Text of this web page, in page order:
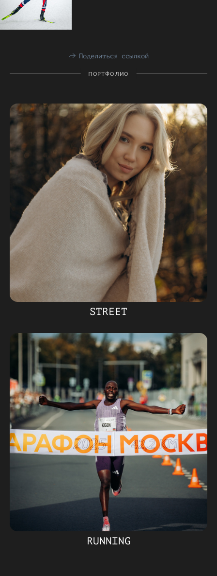
Поделиться ссылкой
ПОРТФОЛИО
STREET
RUNNING